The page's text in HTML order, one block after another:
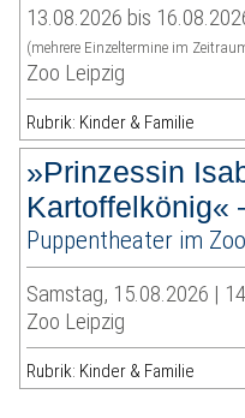
13.08.2026 bis
(mehrere Einzeltermine im
Zoo Leipzig
Rubrik: Kinder & Familie
»Prinzessin
Kartoffelkönig«
Puppentheater im
Samstag, 15.08.2026 |
Zoo Leipzig
Rubrik: Kinder & Familie